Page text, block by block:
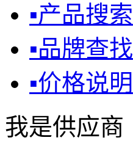
▪产品搜索
▪品牌查找
▪价格说明
我是供应商